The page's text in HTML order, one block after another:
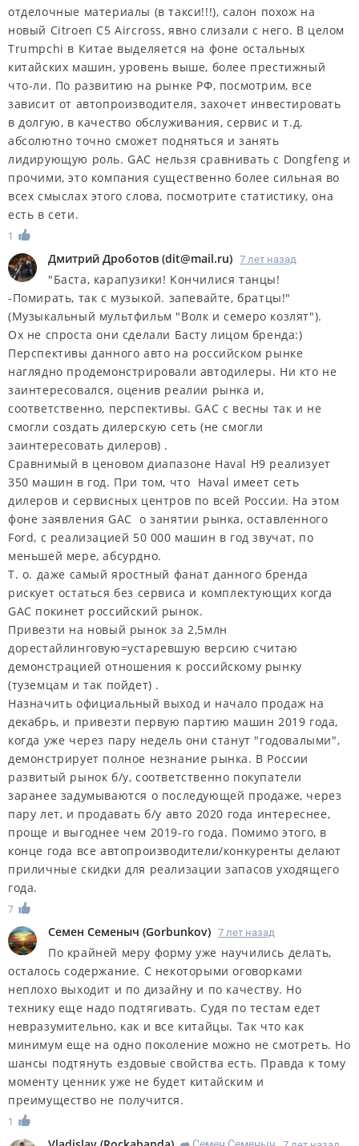
отделочные материалы (в такси!!!), салон похож на
новый Citroen C5 Aircross, явно слизали с него. В целом
Trumpchi в Китае выделяется на фоне остальных
китайских машин, уровень выше, более престижный
что-ли. По развитию на рынке РФ, посмотрим, все
зависит от автопроизводителя, захочет инвестировать
в долгую, в качество обслуживания, сервис и т.д.
абсолютно точно сможет подняться и занять
лидирующую роль. GAC нельзя сравнивать с Dongfeng и
прочими, это компания существенно более сильная во
всех смыслах этого слова, посмотрите статистику, она
есть в сети.
1
Дмитрий Дроботов (dit@mail.ru) 7 лет назад
"Баста, карапузики! Кончилися танцы!
-Помирать, так с музыкой. запевайте, братцы!"
(Музыкальный мультфильм "Волк и семеро козлят").
Ох не спроста они сделали Басту лицом бренда:)
Перспективы данного авто на российском рынке
наглядно продемонстрировали автодилеры. Ни кто не
заинтересовался, оценив реалии рынка и,
соответственно, перспективы. GAC с весны так и не
смогли создать дилерскую сеть (не смогли
заинтересовать дилеров) .
Сравнимый в ценовом диапазоне Haval H9 реализует
350 машин в год. При том, что Haval имеет сеть
дилеров и сервисных центров по всей России. На этом
фоне заявления GAC о занятии рынка, оставленного
Ford, с реализацией 50 000 машин в год звучат, по
меньшей мере, абсурдно.
Т. о. даже самый яростный фанат данного бренда
рискует остаться без сервиса и комплектующих когда
GAC покинет российский рынок.
Привезти на новый рынок за 2,5млн
дорестайлинговую=устаревшую версию считаю
демонстрацией отношения к российскому рынку
(туземцам и так пойдет) .
Назначить официальный выход и начало продаж на
декабрь, и привезти первую партию машин 2019 года,
когда уже через пару недель они станут "годовалыми",
демонстрирует полное незнание рынка. В России
развитый рынок б/у, соответственно покупатели
заранее задумываются о последующей продаже, через
пару лет, и продавать б/у авто 2020 года интереснее,
проще и выгоднее чем 2019-го года. Помимо этого, в
конце года все автопроизводители/конкуренты делают
приличные скидки для реализации запасов уходящего
года.
7
Семен Семеныч (Gorbunkov) 7 лет назад
По крайней меру форму уже научились делать,
осталось содержание. С некоторыми оговорками
неплохо выходит и по дизайну и по качеству. Но
технику еще надо подтягивать. Судя по тестам едет
невразумительно, как и все китайцы. Так что как
минимум еще на одно поколение можно не смотреть. Но
шансы подтянуть ездовые свойства есть. Правда к тому
моменту ценник уже не будет китайским и
преимущество не получится.
1